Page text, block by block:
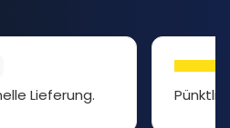
Lieferung.